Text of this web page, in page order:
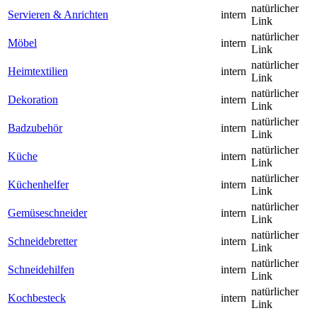
Servieren & Anrichten
intern
natürlicher
Link
Möbel
intern
natürlicher
Link
Heimtextilien
intern
natürlicher
Link
Dekoration
intern
natürlicher
Link
Badzubehör
intern
natürlicher
Link
Küche
intern
natürlicher
Link
Küchenhelfer
intern
natürlicher
Link
Gemüseschneider
intern
natürlicher
Link
Schneidebretter
intern
natürlicher
Link
Schneidehilfen
intern
natürlicher
Link
Kochbesteck
intern
natürlicher
Link